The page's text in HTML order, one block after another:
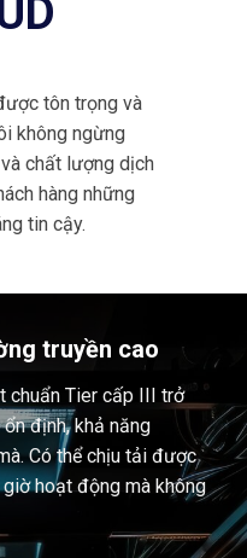
tôn trọng và
không ngừng
chất lượng dịch
hàng những
tin cậy.
truyền cao
chuẩn Tier cấp III trở
định, khả năng
Có thể chịu tải được
hoạt động mà không